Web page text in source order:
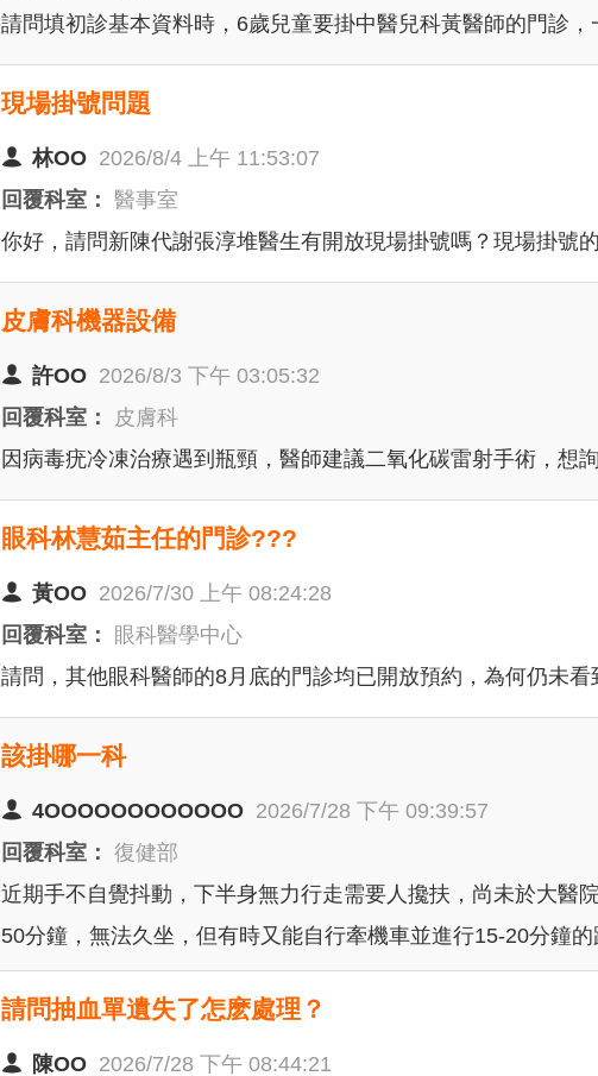
請問填初診基本資料時，6歲兒童要掛中醫兒科黃醫師的門診
現場掛號問題
林OO 2026/8/4 上午 11:53:07
回覆科室： 醫事室
你好，請問新陳代謝張淳堆醫生有開放現場掛號嗎？現場掛號
皮膚科機器設備
許OO 2026/8/3 下午 03:05:32
回覆科室： 皮膚科
因病毒疣冷凍治療遇到瓶頸，醫師建議二氧化碳雷射手術，想
眼科林慧茹主任的門診???
黃OO 2026/7/30 上午 08:24:28
回覆科室： 眼科醫學中心
請問，其他眼科醫師的8月底的門診均已開放預約，為何仍未
該掛哪一科
4OOOOOOOOOOOO 2026/7/28 下午 09:39:57
回覆科室： 復健部
近期手不自覺抖動，下半身無力行走需要人攙扶，尚未於大醫
50分鐘，無法久坐，但有時又能自行牽機車並進行15-20分鐘
請問抽血單遺失了怎麽處理？
陳OO 2026/7/28 下午 08:44:21